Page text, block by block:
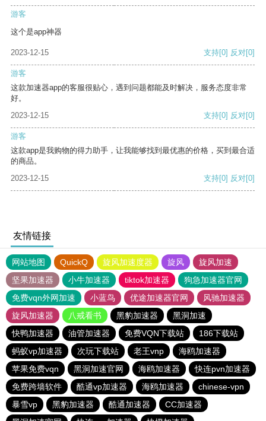
游客
这个是app神器
2023-12-15 支持[0] 反对[0]
游客
这款加速器app的客服很贴心，遇到问题都能及时解决，服务态度非常
好。
2023-12-15
支持[0] 反对[0]
游客
这款app是我购物的得力助手，让我能够找到最优惠的价格，买到最合适
的商品。
2023-12-15
支持[0] 反对[0]
友情链接
网站地图 QuickQ 旋风加速度器 旋风
旋风加速
坚果加速器
小牛加速器 tiktok加速器
狗急加速器官网
免费vqn外网加速
小蓝鸟 优途加速器官网
风驰加速器
旋风加速器
八戒看书 黑豹加速器
黑洞加速
快鸭加速器
油管加速器 免费VQN下载站
186下载站
蚂蚁vp加速器
次玩下载站 老王vnp
海鸥加速器
苹果免费vqn
黑洞加速官网 海鸥加速器
快连pvn加速器
免费跨墙软件
酷通vp加速器 海鸥加速器
chinese-vpn
暴雪vp
黑豹加速器 酷通加速器
CC加速器